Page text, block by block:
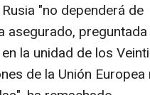
"no dependerá de
asegurado,
la unidad de los
de la Unión Europea